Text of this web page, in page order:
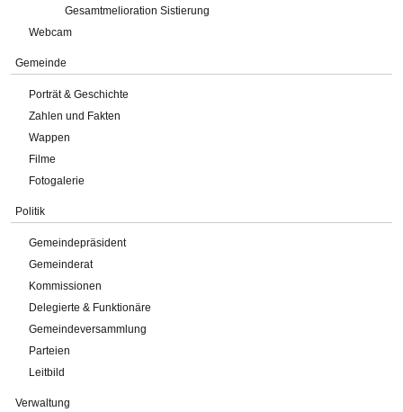
Gesamtmelioration Sistierung
Webcam
Gemeinde
Porträt & Geschichte
Zahlen und Fakten
Wappen
Filme
Fotogalerie
Politik
Gemeindepräsident
Gemeinderat
Kommissionen
Delegierte & Funktionäre
Gemeindeversammlung
Parteien
Leitbild
Verwaltung